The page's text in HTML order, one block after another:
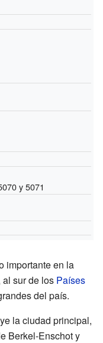
y 5071
importante en la
al sur de los Países
del país.
la ciudad principal,
Berkel-Enschot y